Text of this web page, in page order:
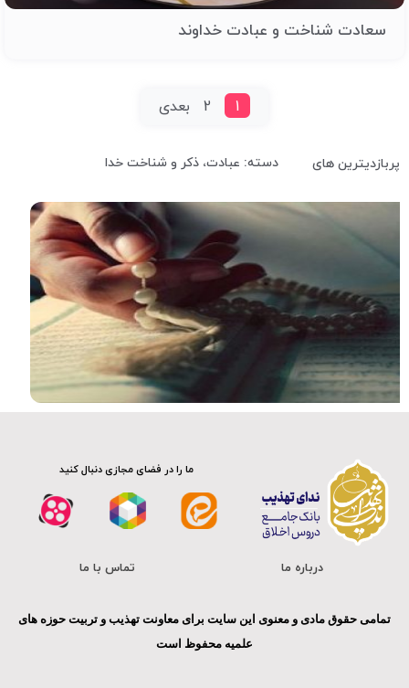
سعادت شناخت و عبادت خداوند
بعدی
پربازدیترین های دسته: عبادت، ذکر و شناخت خدا
ما را در فضای مجازی دنبال کنید
درباره ما تماس با ما
تمامی حقوق مادی و معنوی این سایت برای معاونت تهذیب و تربیت حوزه های
علمیه محفوظ است